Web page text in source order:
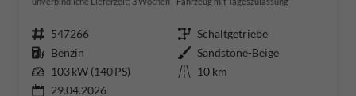
Fahrzeugnr. 547266 Getriebe Schaltgetriebe
Kraftstoff Benzin Außenfarbe Sandstone-Beige
Leistung 103 kW (140 PS) Kilometerstand 10 km
29.04.2026